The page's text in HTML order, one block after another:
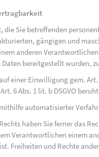
die Sie betreffenden
gängigen und
anderen
Daten bereitgestellt wurden,
einer Einwilligung gem. Art.
6 Abs. 1 lit. b DSGVO
automatisierter
haben Sie ferner das
Verantwortlichen einem
Freiheiten und Rechte